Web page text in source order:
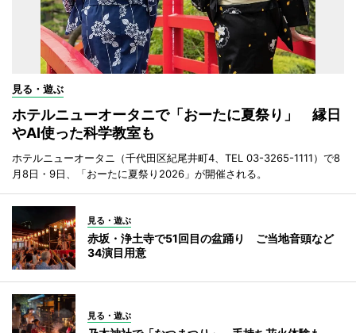
見る・遊ぶ
ホテルニューオータニで「おーたに夏祭り」 縁日
やAI使った科学教室も
ホテルニューオータニ（千代田区紀尾井町4、TEL 03-3265-1111）で8
月8日・9日、「おーたに夏祭り2026」が開催される。
見る・遊ぶ
赤坂・浄土寺で51回目の盆踊り ご当地音頭など
34演目用意
見る・遊ぶ